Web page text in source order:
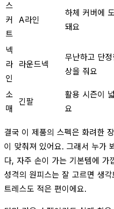
스
커
트
A라인
하체 커버에
돼요
넥
라
인
라운드넥
무난하고 단
상을 줘요
소
매
긴팔
활용 시즌이
요
결국 이 제품의 스펙은 화려한
이 맞춰져 있어요. 그래서 누가
다, 자주 손이 가는 기본템에 가
성격의 원피스는 잘 고르면 생
트레스도 적은 편이에요.